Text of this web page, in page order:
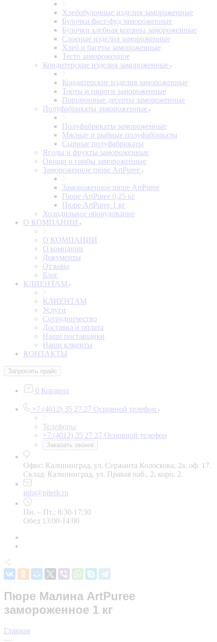
Хлебобулочные изделия замороженные
Булочки фаст-фуд замороженные
Булочки хлебная корзина замороженные
Слоеные изделия замороженные
Хлеб и багеты замороженные
Тесто замороженное
Кондитерские изделия замороженные
Кондитерские изделия замороженные
Торты и пироги замороженные
Порционные десерты замороженные
Полуфабрикаты замороженные
Полуфабрикаты замороженные
Мясные и рыбные полуфабрикаты
Сырные полуфабрикаты
Ягоды и фрукты замороженные
Овощи и грибы замороженные
Замороженное пюре ArtPuree
Замороженное пюре ArtPuree
Пюре ArtPuree 0,25 кг
Пюре ArtPuree 1 кг
Холодильное оборудование
О КОМПАНИИ
О КОМПАНИИ
О компании
Документы
Отзывы
Блог
КЛИЕНТАМ
КЛИЕНТАМ
Услуги
Сотрудничество
Доставка и оплата
Наши поставщики
Наши клиенты
КОНТАКТЫ
Запросить прайс
0 Корзина
+7 (4012) 35 27 27 Основной телефон
Телефоны
+7 (4012) 35 27 27 Основной телефон
Заказать звонок
Офис: Калининград, ул. Сержанта Колоскова, 2а, оф. 17.
Склад: Калининград, ул. Правая наб., 2, корп. 2.
info@piterk.ru
Пн. – Пт.: 8:30-17:30
Обед 13:00-14:00
Пюре Малина ArtPuree
замороженное 1 кг
Главная
—